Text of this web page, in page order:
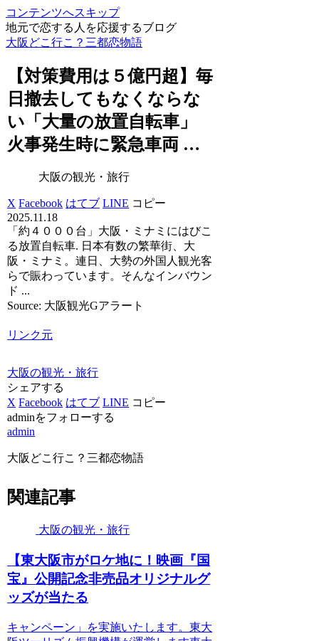
コンテンツへスキップ
地元で恋する人を応援するブログ
大阪どこ行こ？三都恋物語
【対策費用は５億円超】毎
日撤去してもなくならな
い「大量の放置自転車」
火事発生時に緊急車両 …
大阪の観光・旅行
X Facebook はてブ LINE コピー
2025.11.18
「約４０００台」大阪・ミナミにはびこ
る放置自転車. 日本有数の繁華街、大
阪・ミナミ。連日、大勢の外国人観光客
らで賑わっています。そんなインバウン
ド ...
Source: 大阪観光Gアラート
リンク元
大阪の観光・旅行
シェアする
X Facebook はてブ LINE コピー
adminをフォローする
admin
大阪どこ行こ？三都恋物語
関連記事
大阪の観光・旅行
【東大阪市がロケ地に！映画『国
宝』公開記念非売品オリジナルグ
ッズが当たる
キャンペーン」を実施いたします。東大